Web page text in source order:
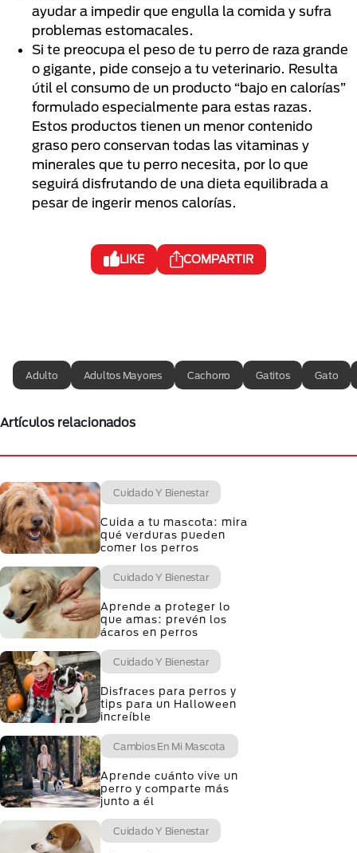
ayudar a impedir que engulla la comida y sufra
problemas estomacales.
Si te preocupa el peso de tu perro de raza grande
o gigante, pide consejo a tu veterinario. Resulta
útil el consumo de un producto “bajo en calorías”
formulado especialmente para estas razas.
Estos productos tienen un menor contenido
graso pero conservan todas las vitaminas y
minerales que tu perro necesita, por lo que
seguirá disfrutando de una dieta equilibrada a
pesar de ingerir menos calorías.
LIKE COMPARTIR
Adulto Adultos Mayores Cachorro Gatitos Gato
Artículos relacionados
Cuidado Y Bienestar
Cuida a tu mascota: mira
qué verduras pueden
comer los perros
Cuidado Y Bienestar
Aprende a proteger lo
que amas: prevén los
ácaros en perros
Cuidado Y Bienestar
Disfraces para perros y
tips para un Halloween
increíble
Cambios En Mi Mascota
Aprende cuánto vive un
perro y comparte más
junto a él
Cuidado Y Bienestar